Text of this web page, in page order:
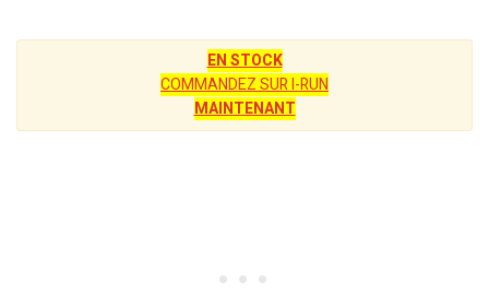
EN STOCK
COMMANDEZ SUR I-RUN
MAINTENANT